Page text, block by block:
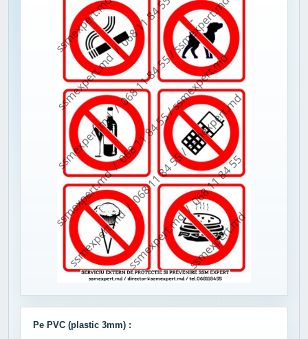
Pe PVC (plastic 3mm) :